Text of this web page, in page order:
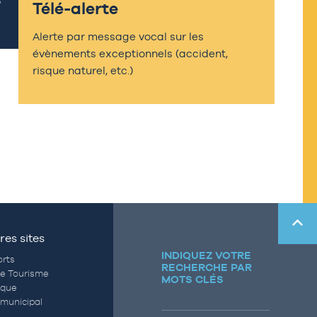
Télé-alerte
Alerte par message vocal sur les
évènements exceptionnels (accident,
risque naturel, etc.)
sites
Tourisme
INDIQUEZ VOTRE
RECHERCHE PAR
MOTS CLÉS